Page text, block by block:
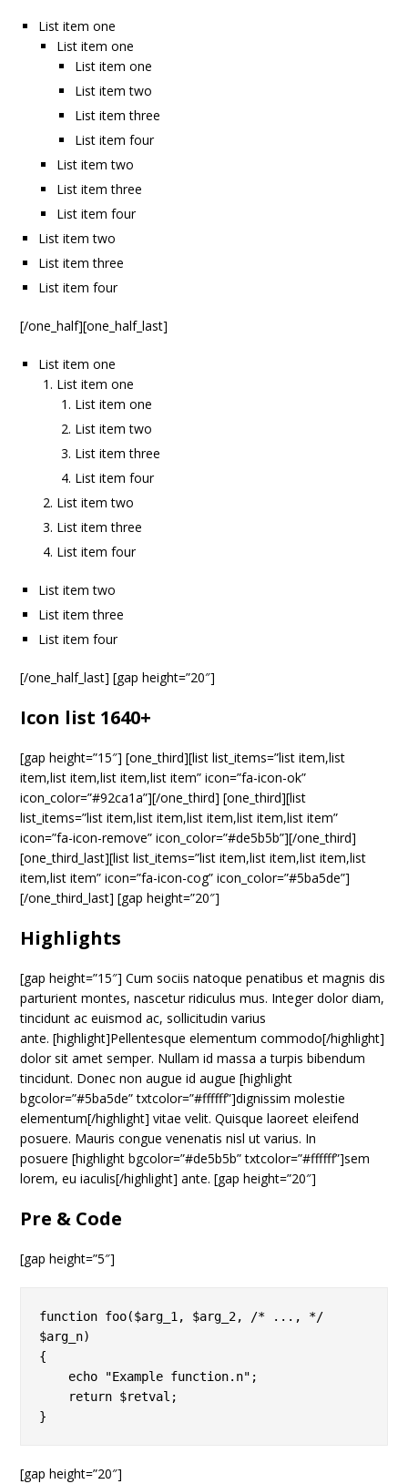
List item one
List item one
List item one
List item two
List item three
List item four
List item two
List item three
List item four
List item two
List item three
List item four
[/one_half][one_half_last]
List item one
List item one
List item one
List item two
List item three
List item four
List item two
List item three
List item four
List item two
List item three
List item four
[/one_half_last] [gap height=”20″]
Icon list 1640+
[gap height=”15″] [one_third][list list_items=”list item,list
item,list item,list item,list item” icon=”fa-icon-ok”
icon_color=”#92ca1a”][/one_third] [one_third][list
list_items=”list item,list item,list item,list item,list item”
icon=”fa-icon-remove” icon_color=”#de5b5b”][/one_third]
[one_third_last][list list_items=”list item,list item,list item,list
item,list item” icon=”fa-icon-cog” icon_color=”#5ba5de”]
[/one_third_last] [gap height=”20″]
Highlights
[gap height=”15″] Cum sociis natoque penatibus et magnis dis
parturient montes, nascetur ridiculus mus. Integer dolor diam,
tincidunt ac euismod ac, sollicitudin varius
ante. [highlight]Pellentesque elementum commodo[/highlight]
dolor sit amet semper. Nullam id massa a turpis bibendum
tincidunt. Donec non augue id augue [highlight
bgcolor=”#5ba5de” txtcolor=”#ffffff”]dignissim molestie
elementum[/highlight] vitae velit. Quisque laoreet eleifend
posuere. Mauris congue venenatis nisl ut varius. In
posuere [highlight bgcolor=”#de5b5b” txtcolor=”#ffffff”]sem
lorem, eu iaculis[/highlight] ante. [gap height=”20″]
Pre & Code
[gap height=”5″]
function foo($arg_1, $arg_2, /* ..., */
$arg_n)
{
[gap height=”20″]